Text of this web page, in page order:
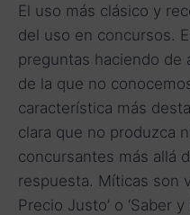
El uso más clásico y
del uso en concursos.
preguntas haciendo de
de la que no
característica más
clara que no produzca
concursantes más allá
respuesta. Míticas son
Precio Justo’ o ‘Saber y